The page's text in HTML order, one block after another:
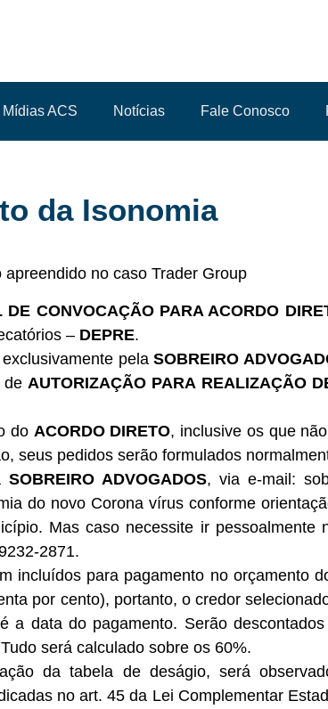
Mídias ACS Notícias Fale Conosco
da Isonomia
DE CONVOCAÇÃO PARA ACORDO
– DEPRE.
pelaSOBREIRO
de AUTORIZAÇÃO PARA REALIZAÇÃO
do ACORDO DIRETO, inclusive os que
seus pedidos serão formulados
SOBREIRO ADVOGADOS, via e-mail:
do novo Corona vírus conforme
Mas caso necessite ir pessoalmente
2871.
incluídos para pagamento no orçamento
por cento), portanto, o credor
a data do pagamento. Serão
será calculado sobre os 60%.
da tabela de deságio, será
no art. 45 da Lei Complementar